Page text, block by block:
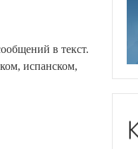
в текст.
испанском,